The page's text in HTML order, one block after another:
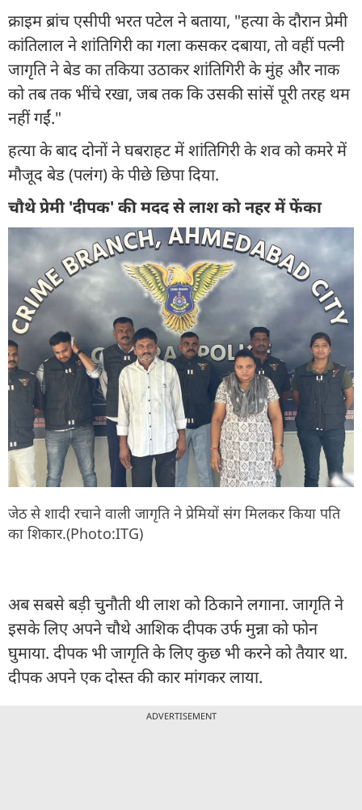
क्राइम ब्रांच एसीपी भरत पटेल ने बताया, "हत्या के दौरान प्रेमी
कांतिलाल ने शांतिगिरी का गला कसकर दबाया, तो वहीं पत्नी
जागृति ने बेड का तकिया उठाकर शांतिगिरी के मुंह और नाक
को तब तक भींचे रखा, जब तक कि उसकी सांसें पूरी तरह थम
नहीं गईं."
हत्या के बाद दोनों ने घबराहट में शांतिगिरी के शव को कमरे में
मौजूद बेड (पलंग) के पीछे छिपा दिया.
चौथे प्रेमी 'दीपक' की मदद से लाश को नहर में फेंका
जेठ से शादी रचाने वाली जागृति ने प्रेमियों संग मिलकर किया पति
का शिकार.(Photo:ITG)
अब सबसे बड़ी चुनौती थी लाश को ठिकाने लगाना. जागृति ने
इसके लिए अपने चौथे आशिक दीपक उर्फ मुन्ना को फोन
घुमाया. दीपक भी जागृति के लिए कुछ भी करने को तैयार था.
दीपक अपने एक दोस्त की कार मांगकर लाया.
ADVERTISEMENT